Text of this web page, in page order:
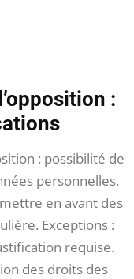
:
: possibilité de
personnelles.
en avant des
Exceptions :
requise.
des droits des